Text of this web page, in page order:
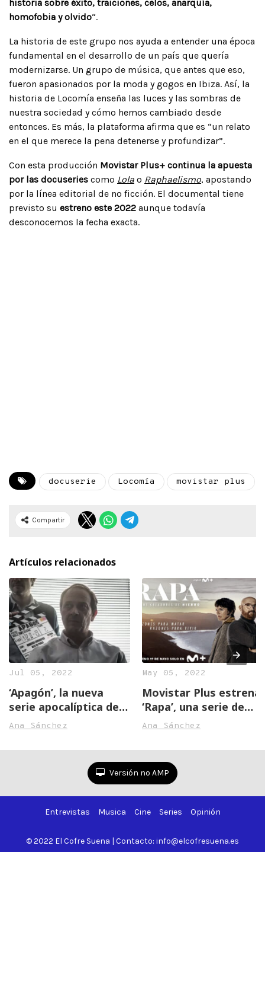
historia sobre éxito, traiciones, celos, anarquía,
homofobia y olvido“.
La historia de este grupo nos ayuda a entender una época
fundamental en el desarrollo de un país que quería
modernizarse. Un grupo de música, que antes que eso,
fueron apasionados por la moda y gogos en Ibiza. Así, la
historia de Locomía enseña las luces y las sombras de
nuestra sociedad y cómo hemos cambiado desde
entonces. Es más, la plataforma afirma que es “un relato
en el que merece la pena detenerse y profundizar”.
Con esta producción Movistar Plus+ continua la apuesta
por las docuseries como Lola o Raphaelismo, apostando
por la línea editorial de no ficción. El documental tiene
previsto su estreno este 2022 aunque todavía
desconocemos la fecha exacta.
docuserie Locomía movistar plus
Compartir
Artículos relacionados
Jul 05, 2022
‘Apagón’, la nueva
serie apocalíptica de
Movistar Plus+ llega
Ana Sánchez
May 05, 2022
Movistar Plus estrena
‘Rapa’, una serie de
suspense y crímenes
Ana Sánchez
Versión no AMP
Entrevistas Musica Cine Series Opinión
© 2022 El Cofre Suena | Contacto: info@elcofresuena.es